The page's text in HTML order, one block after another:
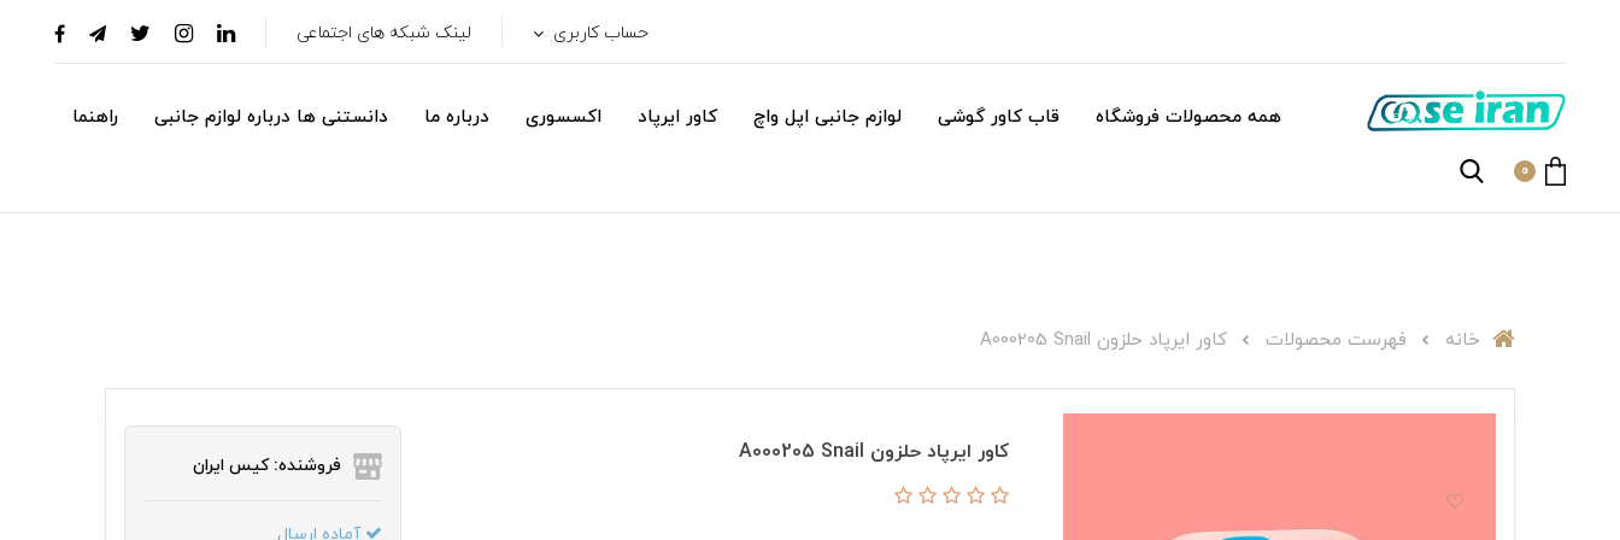
حساب کاربری لینک شبکه های اجتماعی
همه محصولات فروشگاه قاب کاور گوشی لوازم جانبی اپل واچ کاور ایرپاد اکسسوری درباره ما دانستنی ها درباره لوازم جانبی راهنما
0
خانه فهرست محصولات کاور ایرپاد حلزون A000205 Snail
کاور ایرپاد حلزون A000205 Snail
فروشنده: کیس ایران
آماده ارسال